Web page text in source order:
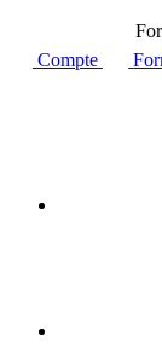
Compte